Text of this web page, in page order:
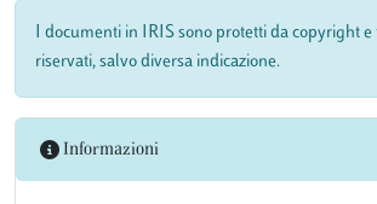
I documenti in IRIS sono protetti da copyright
riservati, salvo diversa indicazione.
Informazioni